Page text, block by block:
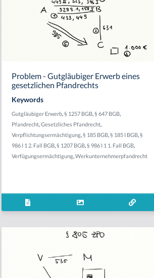
Problem - Gutgläubiger Erwerb eines
gesetzlichen Pfandrechts
Keywords
Gutgläubiger Erwerb,§ 1257 BGB,§ 647 BGB,
Pfandrecht,Gesetzliches Pfandrecht,
Verpflichtungsermächtigung,§ 185 BGB,§ 185 I BGB,§
986 I 1 2. Fall BGB,§ 1207 BGB,§ 986 I 1 1. Fall BGB,
Verfügungsermächtigung,Werkunternehmerpfandrecht